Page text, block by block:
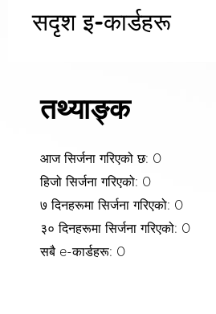
सदृश इ-कार्डहरू
तथ्याङ्क
आज सिर्जना गरिएको छ: 0
हिजो सिर्जना गरिएको: 0
७ दिनहरूमा सिर्जना गरिएको: 0
३० दिनहरूमा सिर्जना गरिएको: 0
सबै e-कार्डहरू: 0